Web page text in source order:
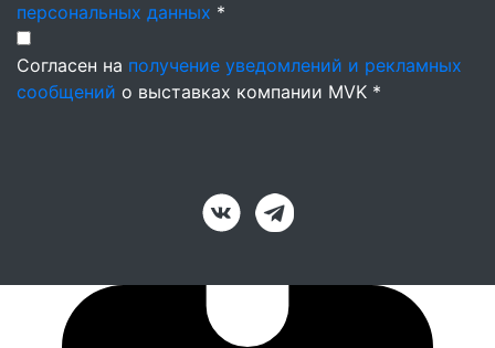
персональных данных *
Согласен на получение уведомлений и рекламных
сообщений о выставках компании MVK *